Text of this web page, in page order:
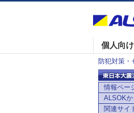
個人向
防犯対策・
情報ペー
ALSOK
関連サイ